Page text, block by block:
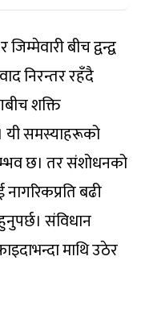
बीच द्वन्द्व
निरन्तर रहँदै
शक्ति
यी समस्याहरूको
छ। तर संशोधनको
नागरिकप्रति बढी
संविधान
माथि उठेर